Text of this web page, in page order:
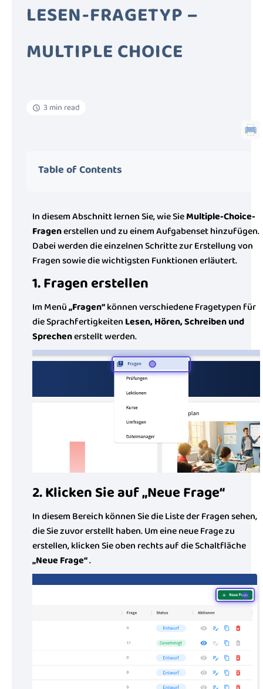
LESEN-FRAGETYP –
MULTIPLE CHOICE
3 min read
Table of Contents
In diesem Abschnitt lernen Sie, wie SieMultiple-Choice-
Fragenerstellen und zu einem Aufgabenset hinzufügen.
Dabei werden die einzelnen Schritte zur Erstellung von
Fragen sowie die wichtigsten Funktionen erläutert.
1. Fragen erstellen
Im Menü„Fragen“können verschiedene Fragetypen für
die Sprachfertigkeiten Lesen, Hören, Schreiben und
Sprechenerstellt werden.
2. Klicken Sie auf „Neue Frage“
In diesem Bereich können Sie die Liste der Fragen sehen,
die Sie zuvor erstellt haben. Um eine neue Frage zu
erstellen, klicken Sie oben rechts auf die Schaltfläche
„Neue Frage“.